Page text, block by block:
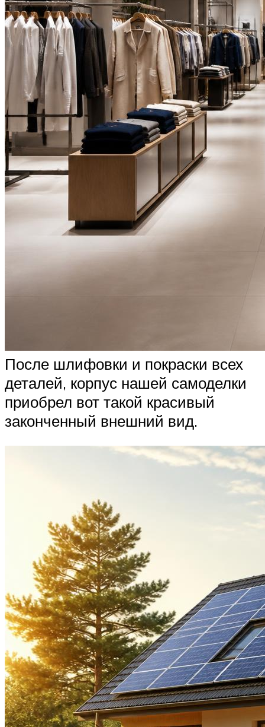
После шлифовки и покраски всех
деталей, корпус нашей самоделки
приобрел вот такой красивый
законченный внешний вид.